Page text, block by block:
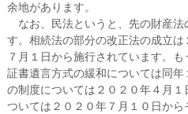
余地があります。
なお、民法というと、先の財産法
す。相続法の部分の改正法の成立
７月１日から施行されています。
証書遺言方式の緩和については同
の制度については２０２０年４月
ついては２０２０年７月１０日から